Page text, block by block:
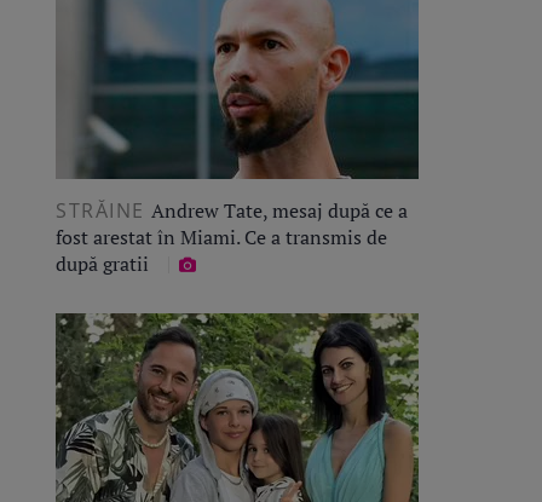
STRĂINE Andrew Tate, mesaj după ce a
fost arestat în Miami. Ce a transmis de
după gratii